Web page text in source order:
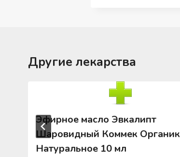
Другие лекарства
Эфирное масло Эвкалипт
Шаровидный Коммек Органик
Натуральное 10 мл